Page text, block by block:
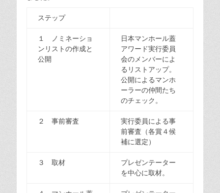
ステップ
１ ノミネーショ
ンリストの作成と
公開
日本マンホール蓋
アワード実行委員
会のメンバーによ
るリストアップ。
公開によるマンホ
ーラーの仲間たち
のチェック。
２ 事前審査
実行委員による事
前審査（各賞４候
補に選定）
３ 取材
プレゼンテーター
を中心に取材。